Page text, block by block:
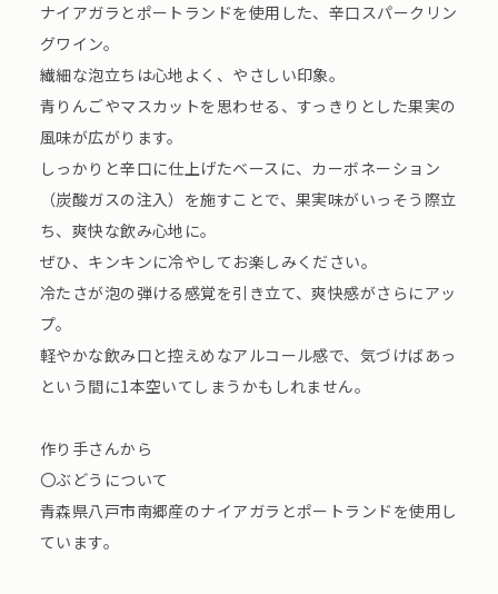
ナイアガラとポートランドを使用した、辛口スパークリン
グワイン。
繊細な泡立ちは心地よく、やさしい印象。
青りんごやマスカットを思わせる、すっきりとした果実の
風味が広がります。
しっかりと辛口に仕上げたベースに、カーボネーション
（炭酸ガスの注入）を施すことで、果実味がいっそう際立
ち、爽快な飲み心地に。
ぜひ、キンキンに冷やしてお楽しみください。
冷たさが泡の弾ける感覚を引き立て、爽快感がさらにアッ
プ。
軽やかな飲み口と控えめなアルコール感で、気づけばあっ
という間に1本空いてしまうかもしれません。
作り手さんから
〇ぶどうについて
青森県八戸市南郷産のナイアガラとポートランドを使用し
ています。